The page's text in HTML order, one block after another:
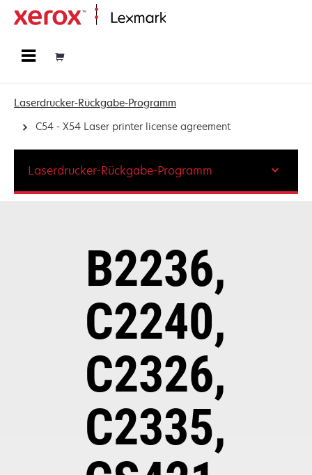
Laserdrucker-Rückgabe-Programm
C54 - X54 Laser printer license agreement
B2236,
C2240,
C2326,
C2335,
Laserdrucker-Rückgabe-Programm